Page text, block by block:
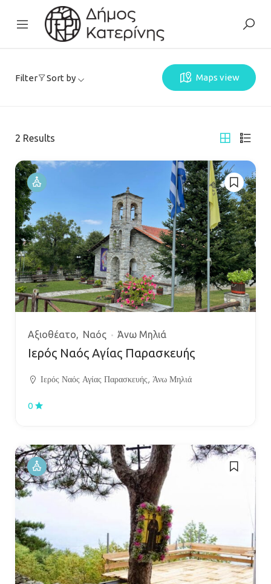
Filter Sort by Maps view
2 Results
Αξιοθέατο Ναός Άνω Μηλιά
Ιερός Ναός Αγίας Παρασκευής
Ιερός Ναός Αγίας Παρασκευής, Άνω Μηλιά
0